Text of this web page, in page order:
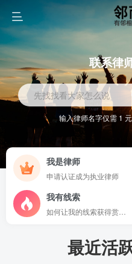
联系律
先找找看大家怎么说
输入律师名字仅需 1
我是律师
申请认证成为执业律师
我有线索
最近活